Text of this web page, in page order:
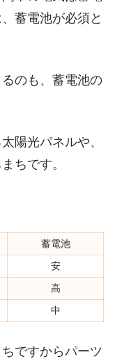
蓄電池が必須と
のも、蓄電池の
陽光パネルや、
ちです。
蓄電池
安
高
中
ですからパーツ